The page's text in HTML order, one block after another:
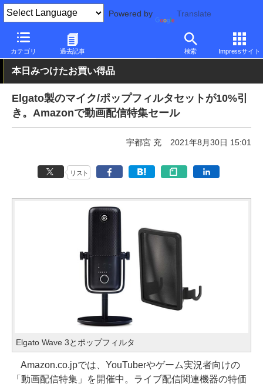
Powered by Translate
カテゴリ 過去記事 検索 Impressサイト
PC Watch 半導体/周辺機器
本日みつけたお買い得品
Elgato製のマイク/ポップフィルタセットが10%引
き。Amazonで動画配信特集セール
宇都宮 充 2021年8月30日 15:01
リスト
Elgato Wave 3とポップフィルタ
Amazon.co.jpでは、YouTuberやゲーム実況者向けの
「動画配信特集」を開催中。ライブ配信関連機器の特価